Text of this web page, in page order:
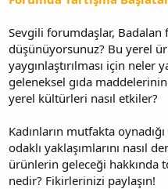
Sevgili forumdaşlar, Badalan
düşünüyorsunuz? Bu yerel
yaygınlaştırılması için neler
geleneksel gıda
yerel kültürleri nasıl etkiler?
Kadınların mutfakta
odaklı yaklaşımlarını nasıl
ürünlerin geleceği
nedir? Fikirlerinizi paylaşın!